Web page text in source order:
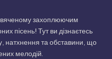
захоплюючим
пісень! Тут ви дізнаєтесь
натхнення та обставини, що
мелодій.